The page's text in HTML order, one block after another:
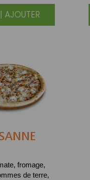
|
fromage,
de terre,